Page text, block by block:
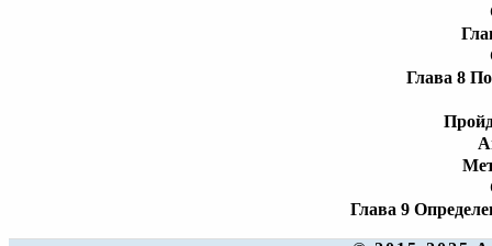
Глава 8
Глава 9